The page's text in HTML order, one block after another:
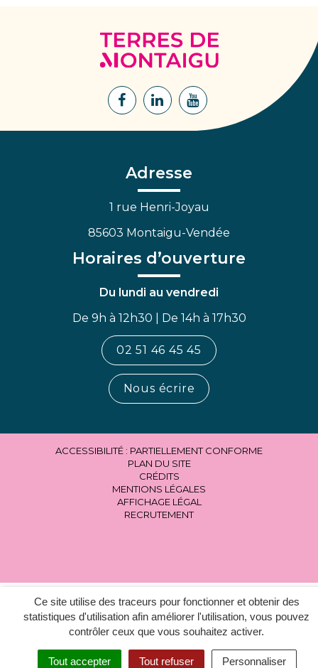
Ce site utilise des traceurs pour fonctionner et obtenir des
statistiques d'utilisation afin améliorer l'utilisation, vous pouvez
contrôler ceux que vous souhaitez activer.
Tout accepter Tout refuser Personnaliser
Terres
de
Montaigu
Lien
Facebook
Lien
Lien
Adresse
1 rue Henri-Joyau
85603 Montaigu-Vendée
Horaires d’ouverture
Du lundi au vendredi
De 9h à 12h30 | De 14h à 17h30
02 51 46 45 45
Nous écrire
ACCESSIBILITÉ : PARTIELLEMENT CONFORME
PLAN DU SITE
CRÉDITS
MENTIONS LÉGALES
AFFICHAGE LÉGAL
RECRUTEMENT